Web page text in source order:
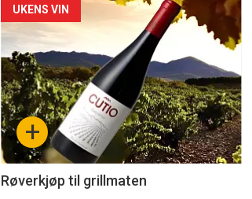
Forsiden
akkurat
nå
-
4 +
UKENS VIN
Røverkjøp til grillmaten